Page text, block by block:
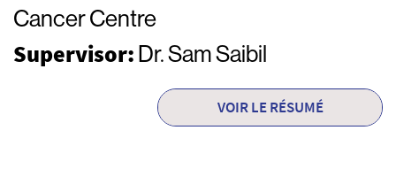
Cancer Centre
Supervisor: Dr. Sam Saibil
VOIR LE RÉSUMÉ